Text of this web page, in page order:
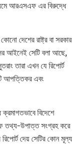
আরএসএফ এর বিরুদ্ধে
দেশের রাষ্ট্র বা সরকার
আইনেই সেটি বলা আছে,
তারা এখন যে রিপোর্ট
আপত্তিকর এবং
ক্রমাগতভাবে বিদেশে
তথ্য-উপাত্ত সংগ্রহ করে
দেয় সেটির কোন মূল্য